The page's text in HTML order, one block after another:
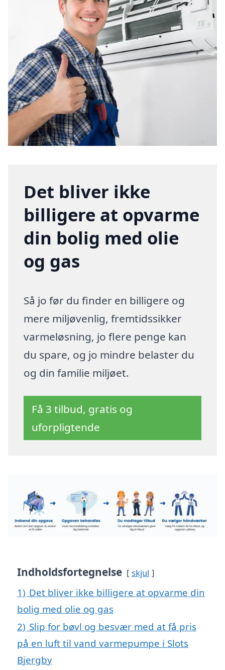
Det bliver ikke
billigere at opvarme
din bolig med olie
og gas
Så jo før du finder en billigere og
mere miljøvenlig, fremtidssikker
varmeløsning, jo flere penge kan
du spare, og jo mindre belaster du
og din familie miljøet.
Få 3 tilbud, gratis og
uforpligtende
Indholdsfortegnelse skjul
1) Det bliver ikke billigere at opvarme din
bolig med olie og gas
2) Slip for bøvl og besvær med at få pris
på en luft til vand varmepumpe i Slots
Bjergby